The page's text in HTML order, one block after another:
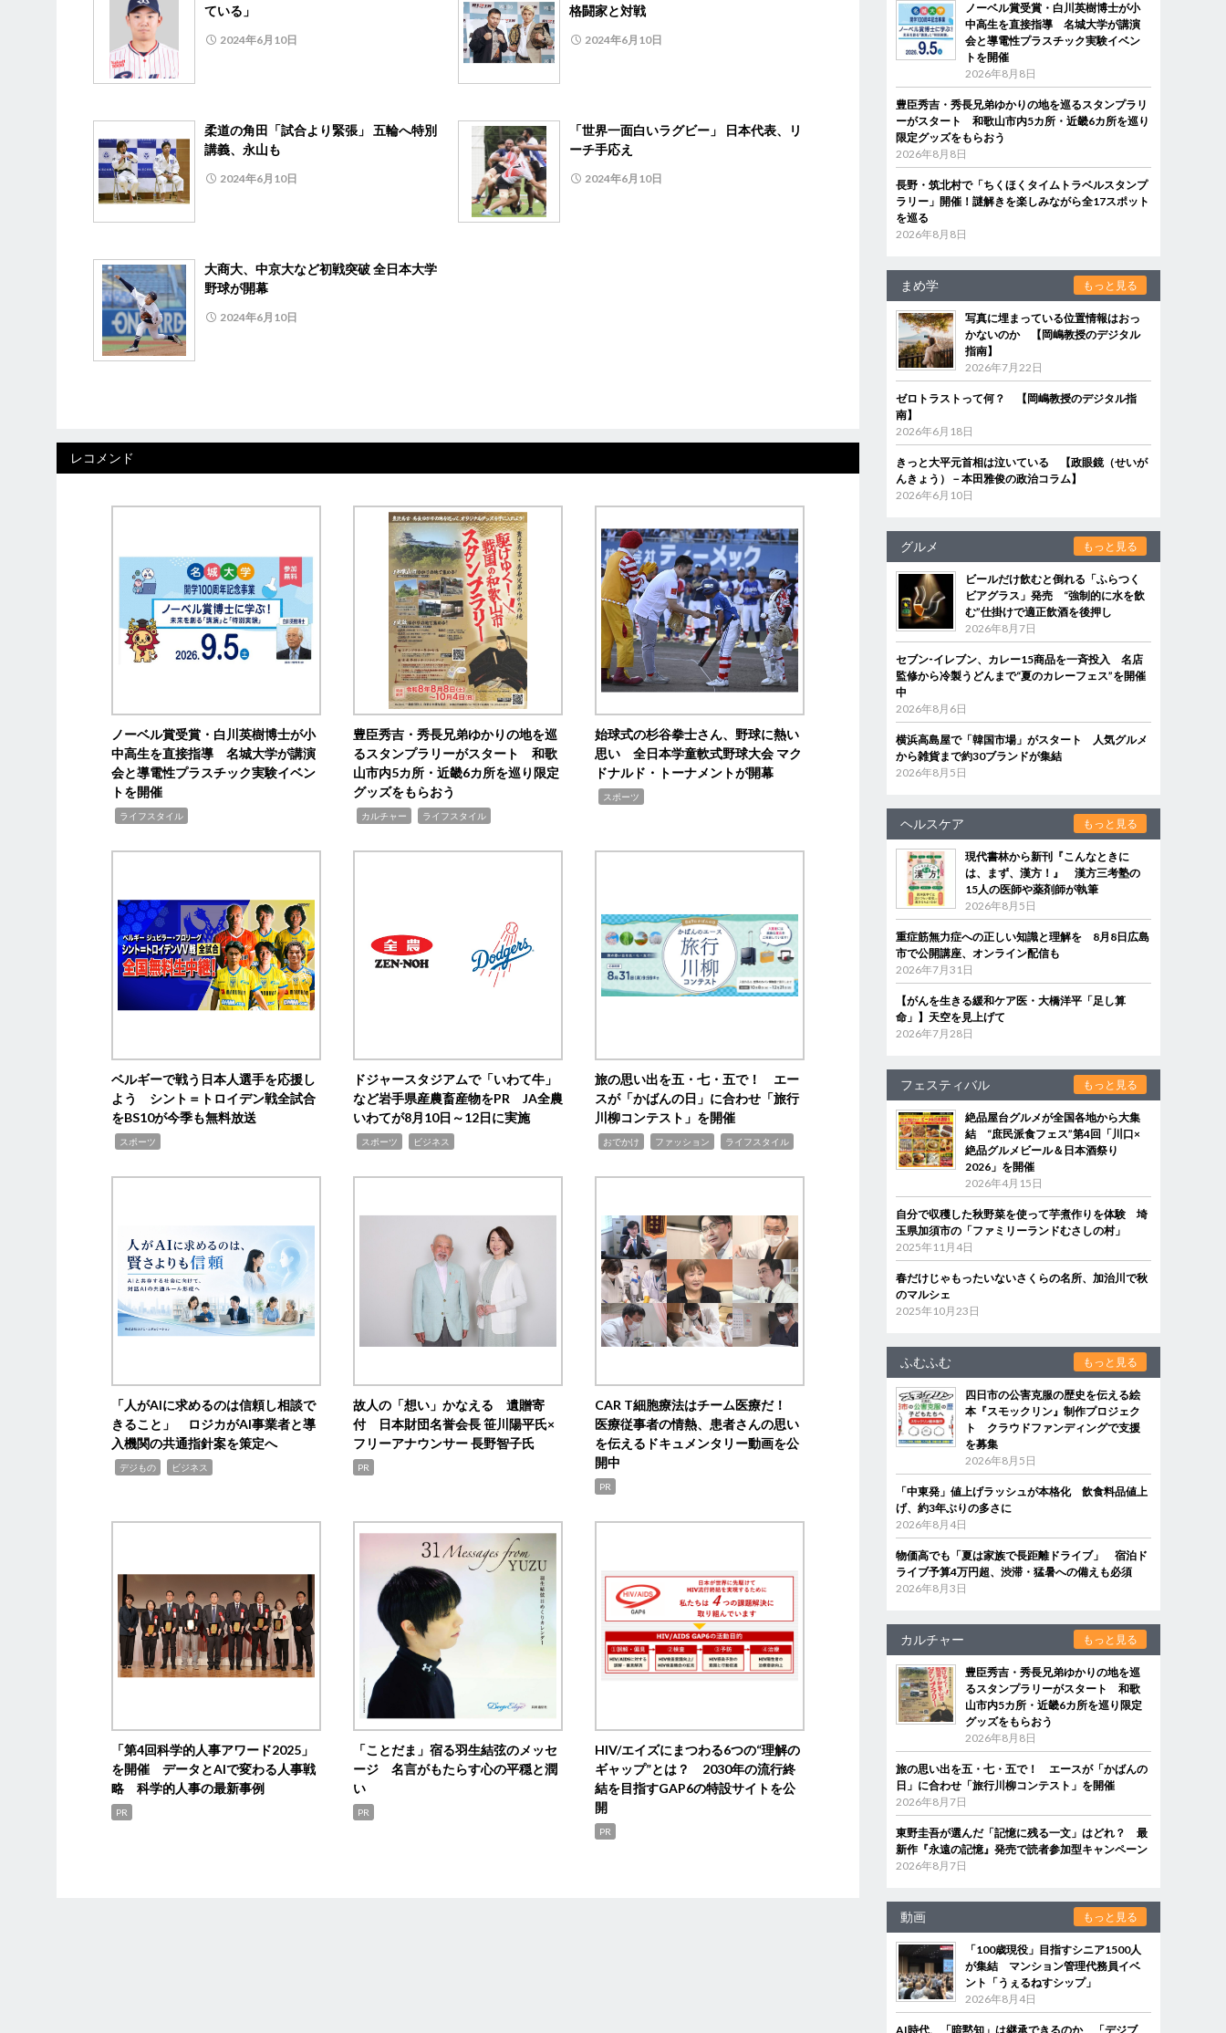
ている」
2024年6月10日
格闘家と対戦
2024年6月10日
柔道の角田「試合より緊張」 五輪へ特別
講義、永山も
2024年6月10日
「世界一面白いラグビー」 日本代表、リ
ーチ手応え
2024年6月10日
大商大、中京大など初戦突破 全日本大学
野球が開幕
2024年6月10日
レコメンド
ノーベル賞受賞・白川英樹博士が小
中高生を直接指導 名城大学が講演
会と導電性プラスチック実験イベン
トを開催
ライフスタイル
豊臣秀吉・秀長兄弟ゆかりの地を巡
るスタンプラリーがスタート 和歌
山市内5カ所・近畿6カ所を巡り限定
グッズをもらおう
カルチャー ライフスタイル
始球式の杉谷拳士さん、野球に熱い
思い 全日本学童軟式野球大会 マク
ドナルド・トーナメントが開幕
スポーツ
ベルギーで戦う日本人選手を応援し
よう シント＝トロイデン戦全試合
をBS10が今季も無料放送
スポーツ
ドジャースタジアムで「いわて牛」
など岩手県産農畜産物をPR JA全農
いわてが8月10日～12日に実施
スポーツ ビジネス
旅の思い出を五・七・五で！ エー
スが「かばんの日」に合わせ「旅行
川柳コンテスト」を開催
おでかけ ファッション ライフスタイル
「人がAIに求めるのは信頼し相談で
きること」 ロジカがAI事業者と導
入機関の共通指針案を策定へ
デジもの ビジネス
故人の「想い」かなえる 遺贈寄
付 日本財団名誉会長 笹川陽平氏×
フリーアナウンサー 長野智子氏
PR
CAR T細胞療法はチーム医療だ！
医療従事者の情熱、患者さんの思い
を伝えるドキュメンタリー動画を公
開中
PR
「第4回科学的人事アワード2025」
を開催 データとAIで変わる人事戦
略 科学的人事の最新事例
PR
「ことだま」宿る羽生結弦のメッセ
ージ 名言がもたらす心の平穏と潤
い
PR
HIV/エイズにまつわる6つの“理解の
ギャップ”とは？ 2030年の流行終
結を目指すGAP6の特設サイトを公
開
PR
ノーベル賞受賞・白川英樹博士が小
中高生を直接指導 名城大学が講演
会と導電性プラスチック実験イベン
トを開催
2026年8月8日
豊臣秀吉・秀長兄弟ゆかりの地を巡るスタンプラリ
ーがスタート 和歌山市内5カ所・近畿6カ所を巡り
限定グッズをもらおう
2026年8月8日
長野・筑北村で「ちくほくタイムトラベルスタンプ
ラリー」開催！謎解きを楽しみながら全17スポット
を巡る
2026年8月8日
まめ学 もっと見る
写真に埋まっている位置情報はおっ
かないのか 【岡嶋教授のデジタル
指南】
2026年7月22日
ゼロトラストって何？ 【岡嶋教授のデジタル指
南】
2026年6月18日
きっと大平元首相は泣いている 【政眼鏡（せいが
んきょう）－本田雅俊の政治コラム】
2026年6月10日
グルメ もっと見る
ビールだけ飲むと倒れる「ふらつく
ビアグラス」発売 “強制的に水を飲
む”仕掛けで適正飲酒を後押し
2026年8月7日
セブン‐イレブン、カレー15商品を一斉投入 名店
監修から冷製うどんまで“夏のカレーフェス”を開催
中
2026年8月6日
横浜高島屋で「韓国市場」がスタート 人気グルメ
から雑貨まで約30ブランドが集結
2026年8月5日
ヘルスケア もっと見る
現代書林から新刊『こんなときに
は、まず、漢方！』 漢方三考塾の
15人の医師や薬剤師が執筆
2026年8月5日
重症筋無力症への正しい知識と理解を 8月8日広島
市で公開講座、オンライン配信も
2026年7月31日
【がんを生きる緩和ケア医・大橋洋平「足し算
命」】天空を見上げて
2026年7月28日
フェスティバル もっと見る
絶品屋台グルメが全国各地から大集
結 “庶民派食フェス”第4回「川口×
絶品グルメビール＆日本酒祭り
2026」を開催
2026年4月15日
自分で収穫した秋野菜を使って芋煮作りを体験 埼
玉県加須市の「ファミリーランドむさしの村」
2025年11月4日
春だけじゃもったいないさくらの名所、加治川で秋
のマルシェ
2025年10月23日
ふむふむ もっと見る
四日市の公害克服の歴史を伝える絵
本『スモックリン』制作プロジェク
ト クラウドファンディングで支援
を募集
2026年8月5日
「中東発」値上げラッシュが本格化 飲食料品値上
げ、約3年ぶりの多さに
2026年8月4日
物価高でも「夏は家族で長距離ドライブ」 宿泊ド
ライブ予算4万円超、渋滞・猛暑への備えも必須
2026年8月3日
カルチャー もっと見る
豊臣秀吉・秀長兄弟ゆかりの地を巡
るスタンプラリーがスタート 和歌
山市内5カ所・近畿6カ所を巡り限定
グッズをもらおう
2026年8月8日
旅の思い出を五・七・五で！ エースが「かばんの
日」に合わせ「旅行川柳コンテスト」を開催
2026年8月7日
東野圭吾が選んだ「記憶に残る一文」はどれ？ 最
新作『永遠の記憶』発売で読者参加型キャンペーン
2026年8月7日
動画 もっと見る
「100歳現役」目指すシニア1500人
が集結 マンション管理代務員イベ
ント「うぇるねすシップ」
2026年8月4日
AI時代、「暗黙知」は継承できるのか 「デジブ